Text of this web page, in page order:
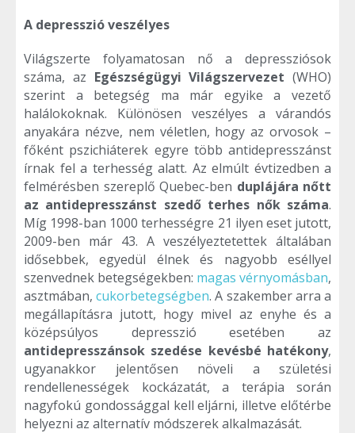
A depresszió veszélyes
Világszerte folyamatosan nő a depressziósok
száma, az Egészségügyi Világszervezet (WHO)
szerint a betegség ma már egyike a vezető
halálokoknak. Különösen veszélyes a várandós
anyakára nézve, nem véletlen, hogy az orvosok –
főként pszichiáterek egyre több antidepresszánst
írnak fel a terhesség alatt. Az elmúlt évtizedben a
felmérésben szereplő Quebec-ben duplájára nőtt
az antidepresszánst szedő terhes nők száma.
Míg 1998-ban 1000 terhességre 21 ilyen eset jutott,
2009-ben már 43. A veszélyeztetettek általában
idősebbek, egyedül élnek és nagyobb eséllyel
szenvednek betegségekben: magas vérnyomásban,
asztmában,cukorbetegségben. A szakember arra a
megállapításra jutott, hogy mivel az enyhe és a
középsúlyos depresszió esetében az
antidepresszánsok szedése kevésbé hatékony,
ugyanakkor jelentősen növeli a születési
rendellenességek kockázatát, a terápia során
nagyfokú gondossággal kell eljárni, illetve előtérbe
helyezni az alternatív módszerek alkalmazását.